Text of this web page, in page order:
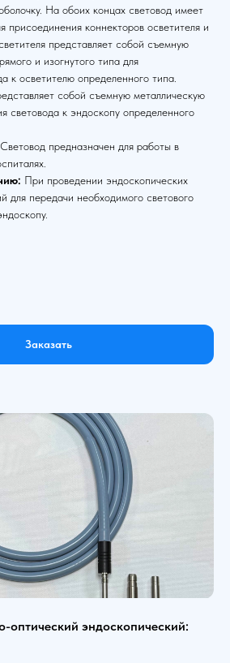
На обоих концах световод имеет
присоединения коннекторов осветителя и
представляет собой съемную
и изогнутого типа для
к осветителю определенного типа.
собой съемную металлическую
световода к эндоскопу определенного
Световод предназначен для работы в
При проведении эндоскопических
для передачи необходимого светового
Заказать
оптический эндоскопический: